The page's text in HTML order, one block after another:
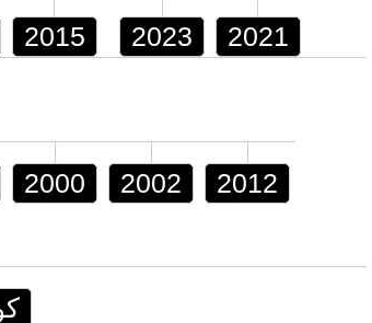
2015 2023 2021
2000 2002 2012